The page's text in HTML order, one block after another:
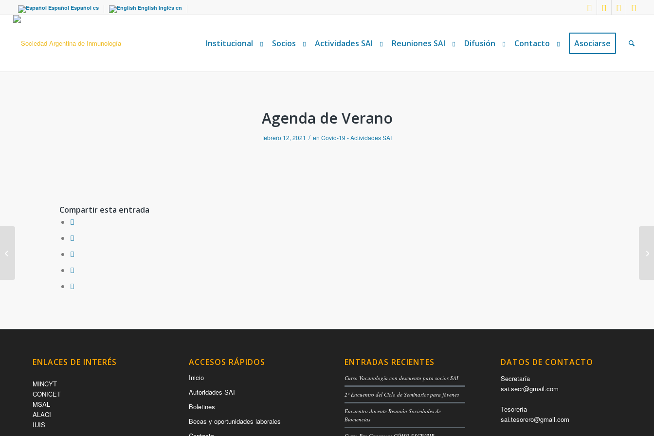
Español Español es English Inglés en
Institucional Socios Actividades SAI Reuniones SAI Difusión Contacto Asociarse
Agenda de Verano
febrero 12, 2021 / en Covid-19 - Actividades SAI
Compartir esta entrada
ENLACES DE INTERÉS
MINCYT
CONICET
MSAL
ALACI
IUIS
ACCESOS RÁPIDOS
Inicio
Autoridades SAI
Boletines
Becas y oportunidades laborales
ENTRADAS RECIENTES
Curso Vacunología con descuento para socios SAI
2° Encuentro del Ciclo de Seminarios para jóvenes
Encuentro docente Reunión Sociedades de
Biociencias
DATOS DE CONTACTO
Secretaría
sai.secr@gmail.com
Tesorería
sai.tesorero@gmail.com
Inmunología colaboran
con la Defensoría...